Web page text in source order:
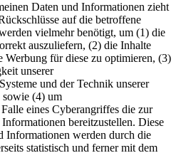
Daten und Informationen zieht
auf die betroffene
vielmehr benötigt, um (1) die
auszuliefern, (2) die Inhalte
Werbung für diese zu optimieren, (3)
unserer
und der Technik unserer
sowie (4) um
eines Cyberangriffes die zur
bereitzustellen. Diese
Informationen werden durch die
statistisch und ferner mit dem